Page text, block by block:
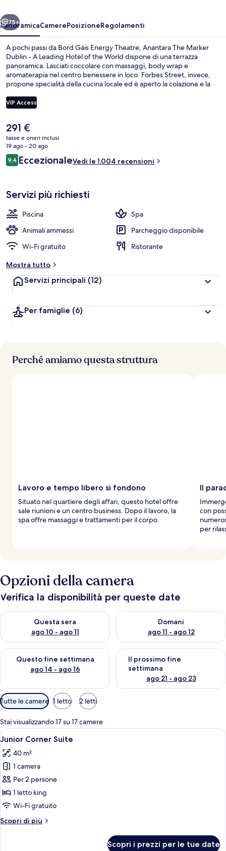
A
Leading
Hotel
of
the
World
Avanti
75+
PanoramicaCamerePosizioneRegolamenti
A pochi passi da Bord Gáis Energy Theatre, Anantara The Marker
Dublin - A Leading Hotel of the World dispone di una terrazza
panoramica. Lasciati coccolare con massaggi, body wrap e
aromaterapia nel centro benessere in loco. Forbes Street, invece,
propone specialità della cucina locale ed è aperto la colazione e la
bar/lounge, una piscina coperta e una palestra aperta giorno e
notte. Gli ospiti apprezzano molto il personale gentile e la posizione
metro di Mayor Square - NCI è a 10 min e Stazione metro di
Docklands a 11 min a piedi.
VIP Access
Il
prezzo
attuale
è
291 €
291 €
tasse e oneri inclusi
19 ago - 20 ago
Recensioni
9,49,4 su 10
EccezionaleVedi le 1.004 recensioni
Servizi più richiesti
Piscina
Spa
Animali ammessi
Parcheggio disponibile
Wi-Fi gratuito
Ristorante
Mostra tutto
Servizi principali (12)
Per famiglie (6)
Perché amiamo questa struttura
Lavoro e tempo libero si fondono
Situato nel quartiere degli affari, questo hotel offre
sale riunioni e un centro business. Dopo il lavoro, la
spa offre massaggi e trattamenti per il corpo.
Il
con
per
Opzioni della camera
Verifica la disponibilità per queste date
Questa sera
ago 10 - ago 11
Verifica la disponibilità per questa sera, ago 10 - ago 11
Domani
ago 11 - ago 12
Verifica la disponibilità per
Questo fine settimana
ago 14 - ago 16
Verifica la disponibilità per questo fine settimana, ago 14 -
Il prossimo fine
settimana
ago 21 - ago 23
Verifica la disponibilità per il
Filtri
disponibili
per
le
camere
Tutte le camere 1 letto 2 letti
Stai visualizzando 17 su 17 camere
Apri
tutte
le
foto
per
Junior
Corner
Una camera d'albergo moderna con
5
Junior Corner Suite
40 m²
1 camera
Per 2 persone
1 letto king
Wi-Fi gratuito
Scopri di più
Altri
Scopri i prezzi per le tue date